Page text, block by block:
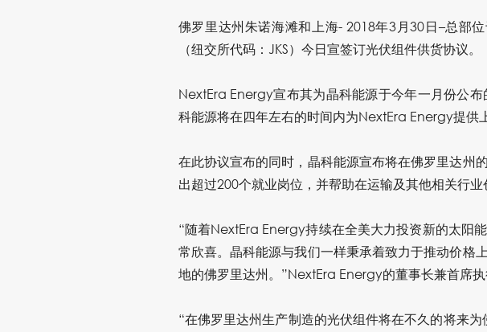
佛罗里达州朱诺海滩和上海- 2018年3月30日–总部
（纽交所代码：JKS）今日宣签订光伏组件供货协议。
NextEra Energy宣布其为晶科能源于今年一月份公
科能源将在四年左右的时间内为NextEra Energy提供
在此协议宣布的同时，晶科能源宣布将在佛罗里达州
出超过200个就业岗位，并帮助在运输及其他相关行业
“随着NextEra Energy持续在全美大力投资新的太阳
常欣喜。晶科能源与我们一样秉承着致力于推动价格
地的佛罗里达州。”NextEra Energy的董事长兼首席执
“在佛罗里达州生产制造的光伏组件将在不久的将来